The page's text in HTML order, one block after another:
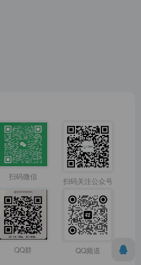
扫码微信 扫码关注公众号
QQ群 QQ频道